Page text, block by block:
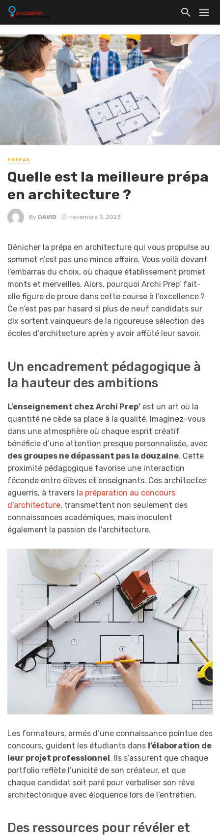
PRÉPAS
Quelle est la meilleure prépa
en architecture ?
By DAVID novembre 3, 2023
Dénicher la prépa en architecture qui vous propulse au
sommet n’est pas une mince affaire. Vous voilà devant
l’embarras du choix, où chaque établissement promet
monts et merveilles. Alors, pourquoi Archi Prep’ fait-
elle figure de proue dans cette course à l’excellence ?
Ce n’est pas par hasard si plus de neuf candidats sur
dix sortent vainqueurs de la rigoureuse sélection des
écoles d’architecture après y avoir affûté leur savoir.
Un encadrement pédagogique à
la hauteur des ambitions
L’enseignement chez Archi Prep’ est un art où la
quantité ne cède sa place à la qualité. Imaginez-vous
dans une atmosphère où chaque esprit créatif
bénéficie d’une attention presque personnalisée, avec
des groupes ne dépassant pas la douzaine. Cette
proximité pédagogique favorise une interaction
féconde entre élèves et enseignants. Ces architectes
aguerris, à travers la préparation au concours
d’architecture, transmettent non seulement des
connaissances académiques, mais inoculent
également la passion de l’architecture.
Les formateurs, armés d’une connaissance pointue des
concours, guident les étudiants dans l’élaboration de
leur projet professionnel. Ils s’assurent que chaque
portfolio reflète l’unicité de son créateur, et que
chaque candidat soit paré pour verbaliser son rêve
architectonique avec éloquence lors de l’entretien.
Des ressources pour révéler et